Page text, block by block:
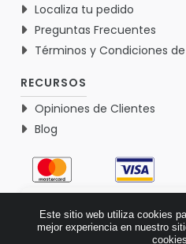
Localiza tu pedido
Preguntas Frecuentes
Términos y Condiciones
RECURSOS
Opiniones de Clientes
Blog
Basado en
Este sitio web utiliza cookies
mejor experiencia en nuestro
cookies